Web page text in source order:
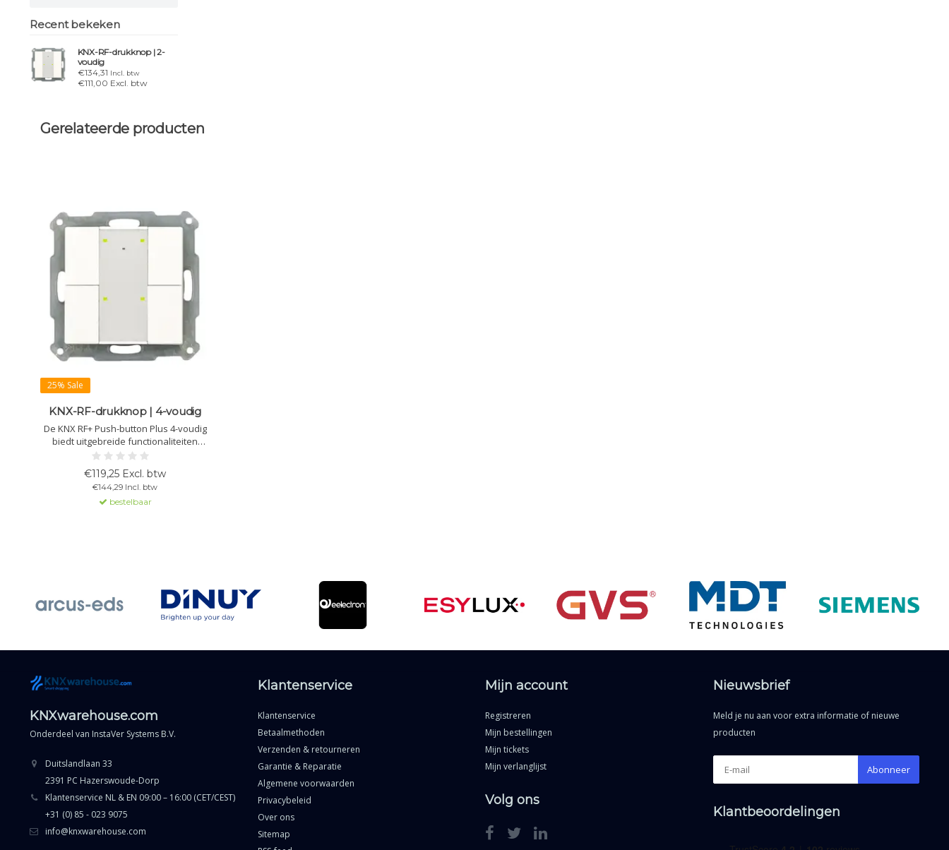
Recent bekeken
KNX-RF-drukknop | 2-
voudig
€134,31 Incl. btw
€111,00 Excl. btw
Gerelateerde producten
25% Sale
KNX-RF-drukknop | 4-voudig
De KNX RF+ Push-button Plus 4-voudig
biedt uitgebreide functionaliteiten
zoals lichtschakeling en bediening van
jaloezieën. Ideaal voor bestaande
installaties zonder KNX-busbekabeling,
met een geïntegreerde actuator en
LED-indicatie.
€119,25 Excl. btw
€144,29 Incl. btw
bestelbaar
KNXwarehouse.com
Onderdeel van InstaVer Systems B.V.
Duitslandlaan 33
2391 PC Hazerswoude-Dorp
Klantenservice NL & EN 09:00 – 16:00 (CET/CEST)
+31 (0) 85 - 023 9075
info@knxwarehouse.com
Klantenservice
Klantenservice
Betaalmethoden
Verzenden & retourneren
Garantie & Reparatie
Algemene voorwaarden
Privacybeleid
Over ons
Sitemap
Mijn account
Registreren
Mijn bestellingen
Mijn tickets
Mijn verlanglijst
Volg ons
Nieuwsbrief
Meld je nu aan voor extra informatie of nieuwe
producten
Abonneer
Klantbeoordelingen